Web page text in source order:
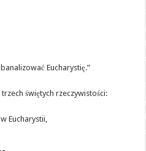
Eucharystię.”
świętych rzeczywistości:
Eucharystii,